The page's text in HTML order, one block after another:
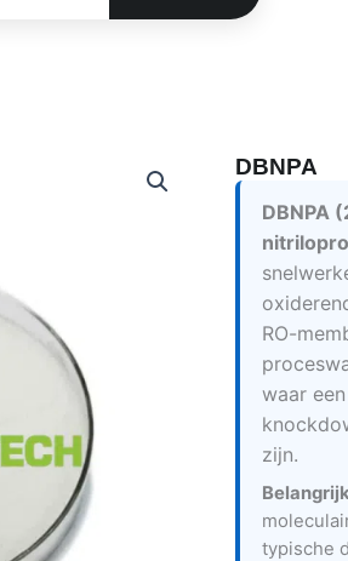
DBNPA
DBNPA
RO-
waar
zijn.
typische